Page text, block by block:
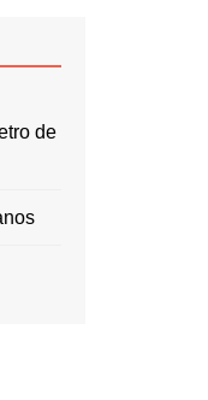
de